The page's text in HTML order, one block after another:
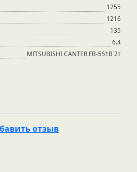
1255
1216
135
6.4
MITSUBISHI CANTER FB-551B 2т
отзыв